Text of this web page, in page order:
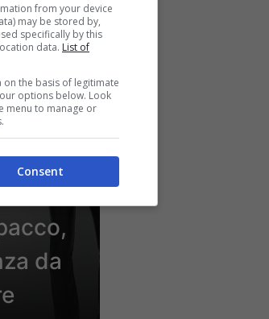
da
from your device
may be stored by,
specifically by this
data. List of
the basis of legitimate
options below. Look
menu to manage or
Consent